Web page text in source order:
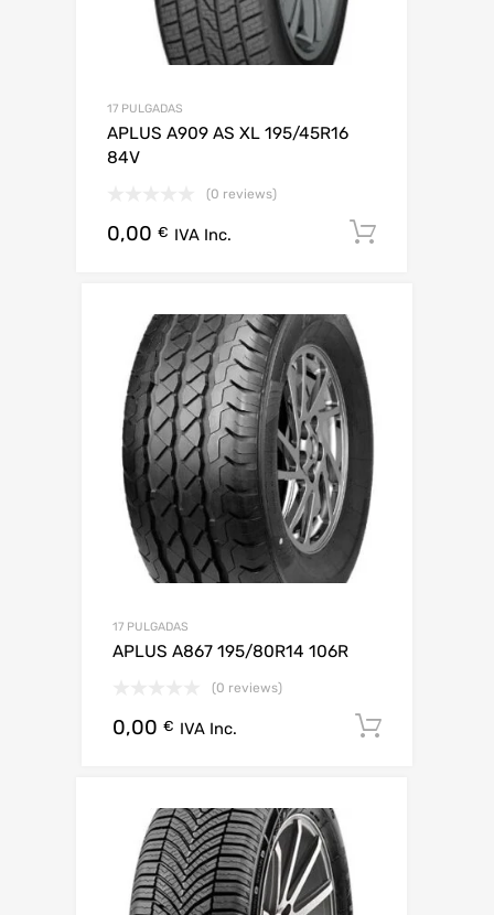
17 PULGADAS
APLUS A909 AS XL 195/45R16
84V
(0 reviews)
0,00 € IVA Inc.
17 PULGADAS
APLUS A867 195/80R14 106R
(0 reviews)
0,00 € IVA Inc.